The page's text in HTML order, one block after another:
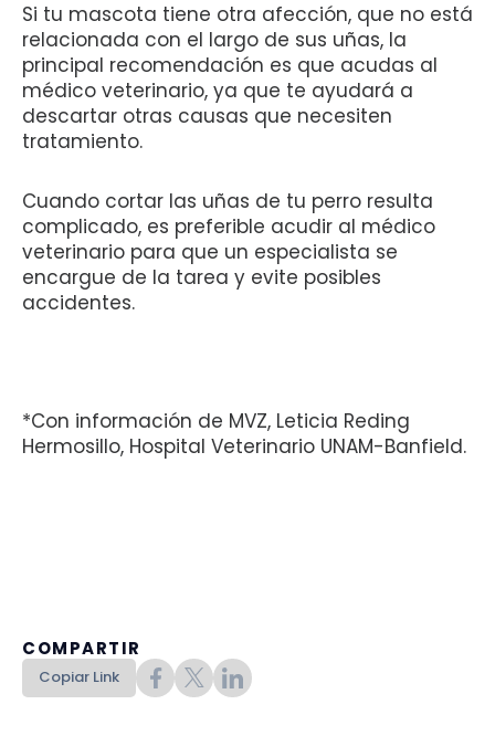
COMPARTIR
Copiar Link
Si tu mascota tiene otra afección, que no está
relacionada con el largo de sus uñas, la
principal recomendación es que acudas al
médico veterinario, ya que te ayudará a
descartar otras causas que necesiten
tratamiento.
Cuando cortar las uñas de tu perro resulta
complicado, es preferible acudir al médico
veterinario para que un especialista se
encargue de la tarea y evite posibles
accidentes.
*Con información de MVZ, Leticia Reding
Hermosillo, Hospital Veterinario UNAM-Banfield.